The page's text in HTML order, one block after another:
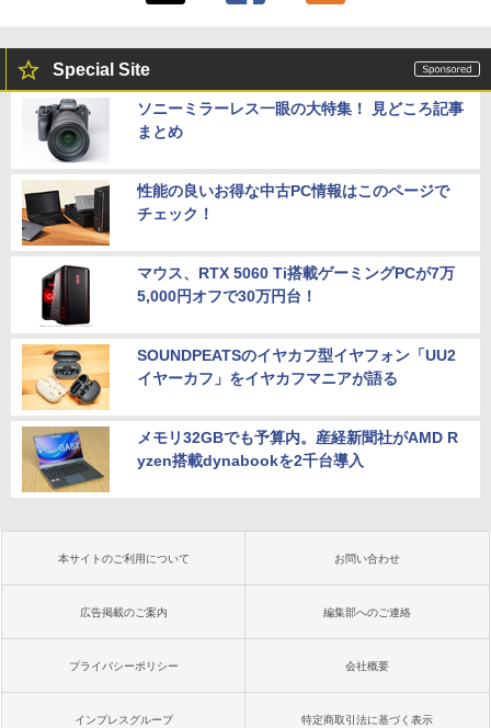
Special Site
ソニーミラーレス一眼の大特集！ 見どころ記事
まとめ
性能の良いお得な中古PC情報はこのページで
チェック！
マウス、RTX 5060 Ti搭載ゲーミングPCが7万
5,000円オフで30万円台！
SOUNDPEATSのイヤカフ型イヤフォン「UU2
イヤーカフ」をイヤカフマニアが語る
メモリ32GBでも予算内。産経新聞社がAMD R
yzen搭載dynabookを2千台導入
本サイトのご利用について お問い合わせ
広告掲載のご案内 編集部へのご連絡
プライバシーポリシー 会社概要
インプレスグループ 特定商取引法に基づく表示